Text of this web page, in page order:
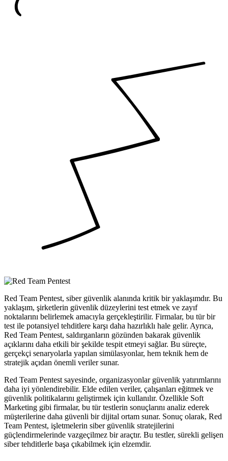
Red Team Pentest, siber güvenlik alanında kritik bir yaklaşımdır. Bu
yaklaşım, şirketlerin güvenlik düzeylerini test etmek ve zayıf
noktalarını belirlemek amacıyla gerçekleştirilir. Firmalar, bu tür bir
test ile potansiyel tehditlere karşı daha hazırlıklı hale gelir. Ayrıca,
Red Team Pentest, saldırganların gözünden bakarak güvenlik
açıklarını daha etkili bir şekilde tespit etmeyi sağlar. Bu süreçte,
gerçekçi senaryolarla yapılan simülasyonlar, hem teknik hem de
stratejik açıdan önemli veriler sunar.
Red Team Pentest sayesinde, organizasyonlar güvenlik yatırımlarını
daha iyi yönlendirebilir. Elde edilen veriler, çalışanları eğitmek ve
güvenlik politikalarını geliştirmek için kullanılır. Özellikle Soft
Marketing gibi firmalar, bu tür testlerin sonuçlarını analiz ederek
müşterilerine daha güvenli bir dijital ortam sunar. Sonuç olarak, Red
Team Pentest, işletmelerin siber güvenlik stratejilerini
güçlendirmelerinde vazgeçilmez bir araçtır. Bu testler, sürekli gelişen
siber tehditlerle başa çıkabilmek için elzemdir.